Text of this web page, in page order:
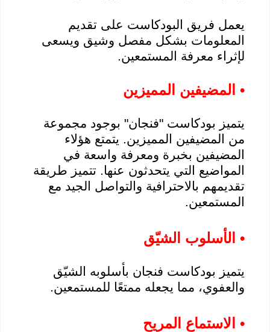
يعمل فريق البودكاست على تقديم
المعلومات بشكل مفصل وشيق ويسعى
لإثراء معرفة المستمعين.
• المضيفين المميزين
يتميز بودكاست "فنجان" بوجود مجموعة
من المضيفين المميزين. يتمتع هؤلاء
المضيفين بخبرة ومعرفة واسعة في
المواضيع التي يتحدثون عنها. تتميز طريقة
تقديمهم بالاحترافية والتواصل الجيد مع
المستمعين.
• الأسلوب الشيّق
يتميز بودكاست فنجان بأسلوبه الشيّق
والعفوي، مما يجعله ممتعًا للمستمعين.
• الاستماع المريح